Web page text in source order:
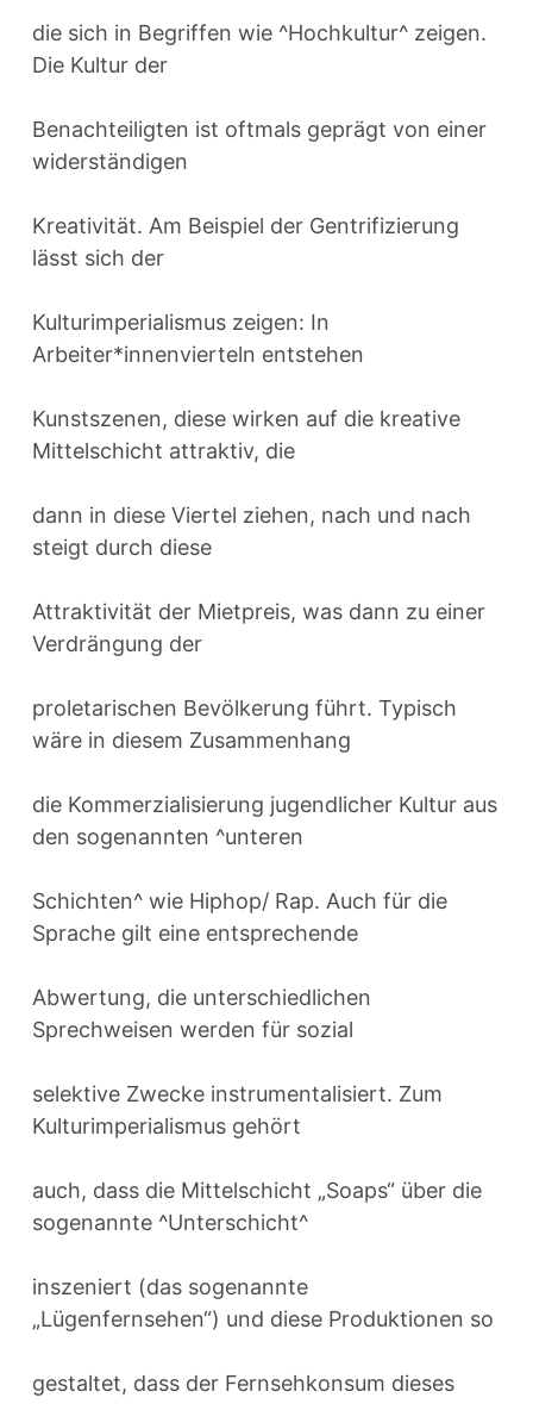
die sich in Begriffen wie ^Hochkultur^ zeigen.
Die Kultur der
Benachteiligten ist oftmals geprägt von einer
widerständigen
Kreativität. Am Beispiel der Gentrifizierung
lässt sich der
Kulturimperialismus zeigen: In
Arbeiter*innenvierteln entstehen
Kunstszenen, diese wirken auf die kreative
Mittelschicht attraktiv, die
dann in diese Viertel ziehen, nach und nach
steigt durch diese
Attraktivität der Mietpreis, was dann zu einer
Verdrängung der
proletarischen Bevölkerung führt. Typisch
wäre in diesem Zusammenhang
die Kommerzialisierung jugendlicher Kultur aus
den sogenannten ^unteren
Schichten^ wie Hiphop/ Rap. Auch für die
Sprache gilt eine entsprechende
Abwertung, die unterschiedlichen
Sprechweisen werden für sozial
selektive Zwecke instrumentalisiert. Zum
Kulturimperialismus gehört
auch, dass die Mittelschicht „Soaps“ über die
sogenannte ^Unterschicht^
inszeniert (das sogenannte
„Lügenfernsehen“) und diese Produktionen so
gestaltet, dass der Fernsehkonsum dieses